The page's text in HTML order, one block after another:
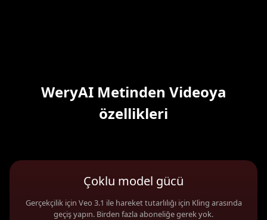
WeryAI Metinden Videoya
özellikleri
Çoklu model gücü
Gerçekçilik için Veo 3.1 ile hareket tutarlılığı için Kling arasında
geçiş yapın. Birden fazla aboneliğe gerek yok.